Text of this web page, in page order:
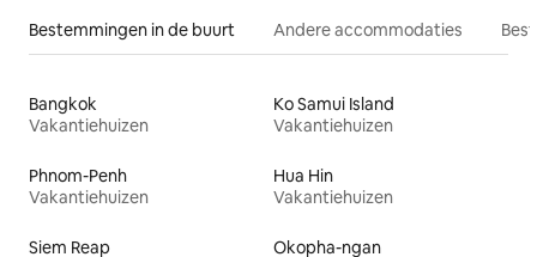
Bestemmingen in de buurt Andere accommodaties
Bangkok
Vakantiehuizen
Ko Samui Island
Vakantiehuizen
Phnom-Penh
Vakantiehuizen
Hua Hin
Vakantiehuizen
Siem Reap Okopha-ngan